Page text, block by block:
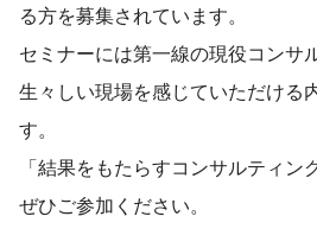
る方を募集されています。
セミナーには第一線の現役コンサ
生々しい現場を感じていただける
す。
「結果をもたらすコンサルティン
ぜひご参加ください。